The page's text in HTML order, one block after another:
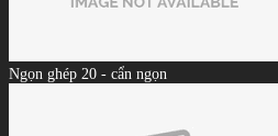
Ngọn ghép 20 - cẩn ngọn